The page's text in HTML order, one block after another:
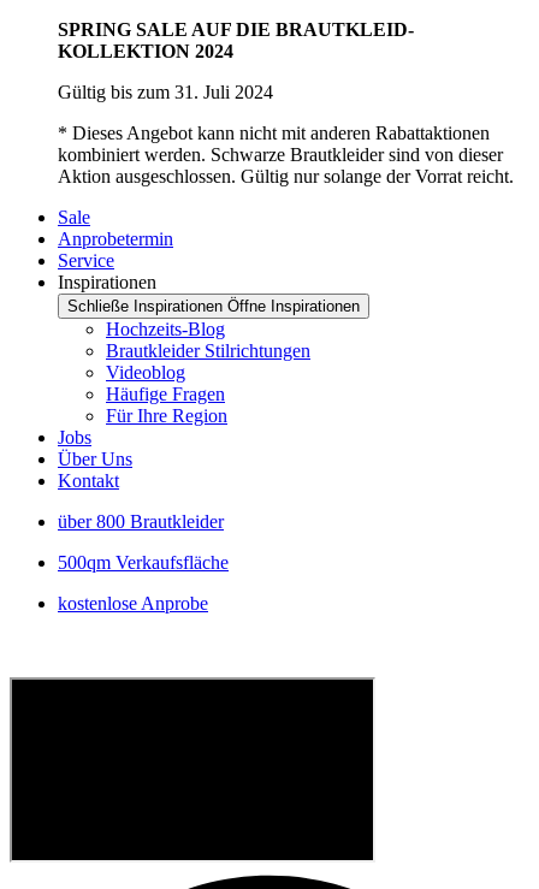
SPRING SALE AUF DIE BRAUTKLEID-
KOLLEKTION 2024
Gültig bis zum 31. Juli 2024
* Dieses Angebot kann nicht mit anderen Rabattaktionen
kombiniert werden. Schwarze Brautkleider sind von dieser
Aktion ausgeschlossen. Gültig nur solange der Vorrat reicht.
Sale
Anprobetermin
Service
Inspirationen
Schließe Inspirationen Öffne Inspirationen
Hochzeits-Blog
Brautkleider Stilrichtungen
Videoblog
Häufige Fragen
Für Ihre Region
Jobs
Über Uns
Kontakt
über 800 Brautkleider
500qm Verkaufsfläche
kostenlose Anprobe